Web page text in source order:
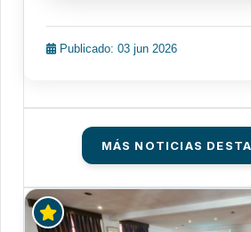
Publicado: 03 jun 2026
MÁS NOTICIAS